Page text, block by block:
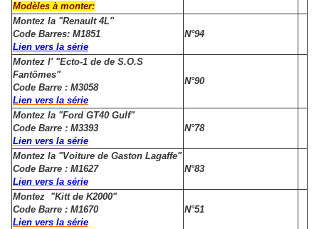
Modèles à monter:
Montez la "Renault 4L"
Code Barres: M1851
Lien vers la série
N°94
Montez l' "Ecto-1 de de S.O.S
Fantômes"
Code Barre : M3058
Lien vers la série
N°90
Montez la "Ford GT40 Gulf"
Code Barre : M3393
Lien vers la série
N°78
Montez la "Voiture de Gaston Lagaffe"
Code Barre : M1627
Lien vers la série
N°83
Montez "Kitt de K2000"
Code Barre : M1670
Lien vers la série
N°51